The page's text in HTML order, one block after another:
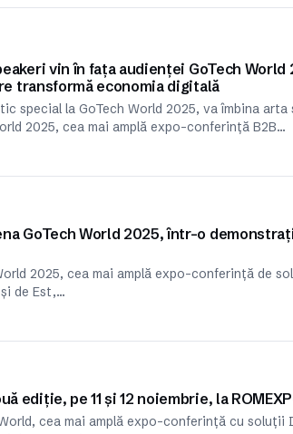
vin în fața audienței GoTech World
transformă economia digitală
special la GoTech World 2025, va îmbina
2025, cea mai amplă expo-conferință B2B…
GoTech World 2025, într-o
2025, cea mai amplă expo-conferință de
de Est,…
ediție, pe 11 și 12 noiembrie, la
cea mai amplă expo-conferință cu